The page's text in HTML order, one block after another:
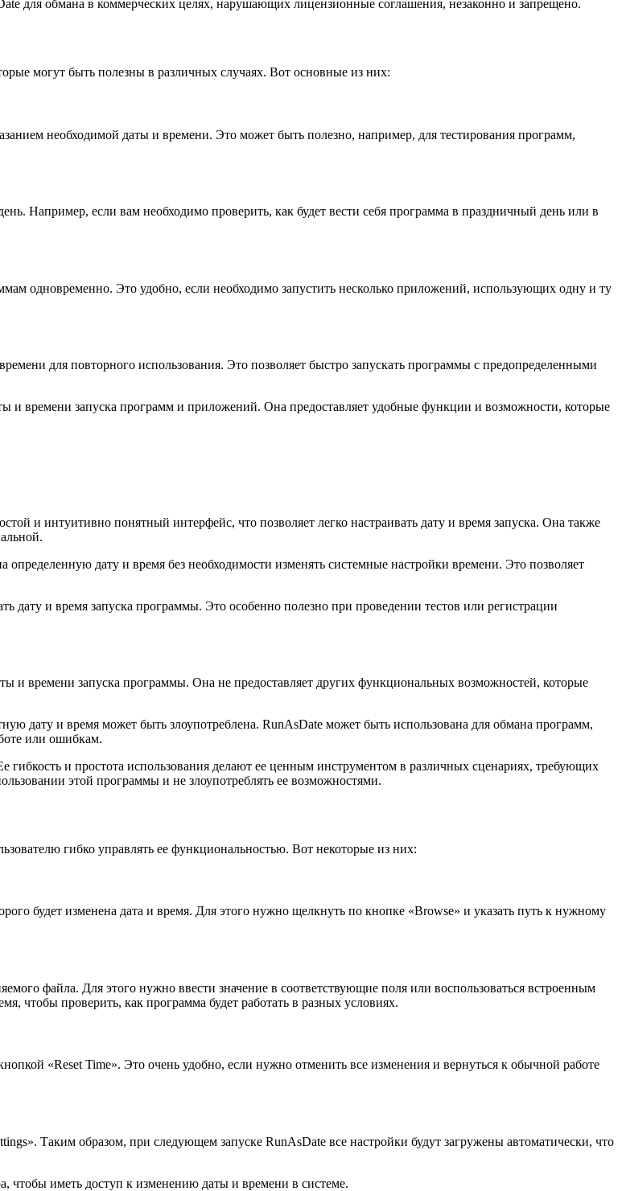
для обмана в коммерческих целях, нарушающих лицензионные соглашения, незаконно и запрещено.
могут быть полезны в различных случаях. Вот основные из них:
необходимой даты и времени. Это может быть полезно, например, для тестирования программ,
Например, если вам необходимо проверить, как будет вести себя программа в праздничный день или в
одновременно. Это удобно, если необходимо запустить несколько приложений, использующих одну и ту
для повторного использования. Это позволяет быстро запускать программы с предопределенными
и времени запуска программ и приложений. Она предоставляет удобные функции и возможности, которые
и интуитивно понятный интерфейс, что позволяет легко настраивать дату и время запуска. Она также
дату и время без необходимости изменять системные настройки времени. Это позволяет
дату и время запуска программы. Это особенно полезно при проведении тестов или регистрации
и времени запуска программы. Она не предоставляет других функциональных возможностей, которые
дату и время может быть злоупотреблена. RunAsDate может быть использована для обмана программ,
или ошибкам.
и простота использования делают ее ценным инструментом в различных сценариях, требующих
этой программы и не злоупотреблять ее возможностями.
гибко управлять ее функциональностью. Вот некоторые из них:
будет изменена дата и время. Для этого нужно щелкнуть по кнопке «Browse» и указать путь к нужному
файла. Для этого нужно ввести значение в соответствующие поля или воспользоваться встроенным
чтобы проверить, как программа будет работать в разных условиях.
«Reset Time». Это очень удобно, если нужно отменить все изменения и вернуться к обычной работе
Таким образом, при следующем запуске RunAsDate все настройки будут загружены автоматически, что
чтобы иметь доступ к изменению даты и времени в системе.